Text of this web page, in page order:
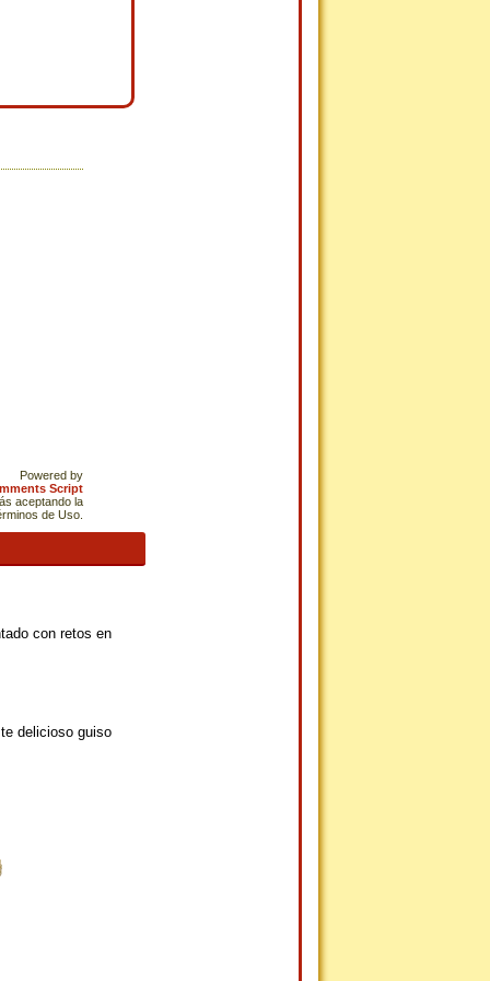
Powered by
Script
aceptando la
de Uso.
con retos en
delicioso guiso